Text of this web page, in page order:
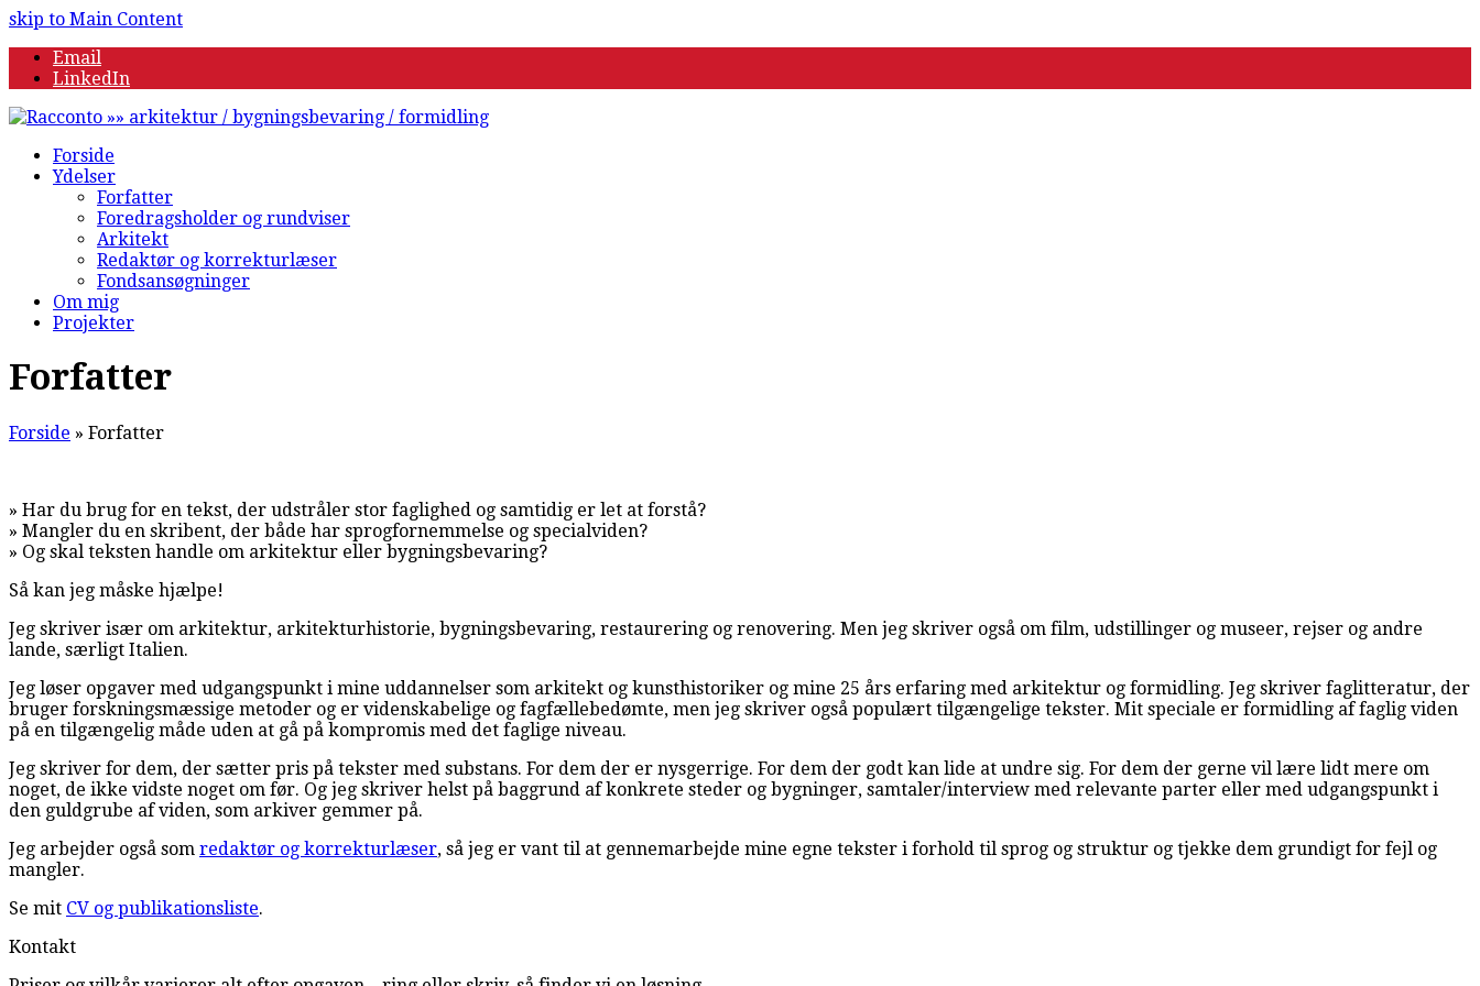
skip to Main Content
Email
LinkedIn
Forside
Ydelser
Forfatter
Foredragsholder og rundviser
Arkitekt
Redaktør og korrekturlæser
Fondsansøgninger
Om mig
Projekter
Forfatter
Forside » Forfatter
» Har du brug for en tekst, der udstråler stor faglighed og samtidig er let at forstå?
» Mangler du en skribent, der både har sprogfornemmelse og specialviden?
» Og skal teksten handle om arkitektur eller bygningsbevaring?
Så kan jeg måske hjælpe!
Jeg skriver især om arkitektur, arkitekturhistorie, bygningsbevaring, restaurering og renovering. Men jeg skriver også om film, udstillinger og museer, rejser og andre
lande, særligt Italien.
Jeg løser opgaver med udgangspunkt i mine uddannelser som arkitekt og kunsthistoriker og mine 25 års erfaring med arkitektur og formidling. Jeg skriver faglitteratur, der
bruger forskningsmæssige metoder og er videnskabelige og fagfællebedømte, men jeg skriver også populært tilgængelige tekster. Mit speciale er formidling af faglig viden
på en tilgængelig måde uden at gå på kompromis med det faglige niveau.
Jeg skriver for dem, der sætter pris på tekster med substans. For dem der er nysgerrige. For dem der godt kan lide at undre sig. For dem der gerne vil lære lidt mere om
noget, de ikke vidste noget om før. Og jeg skriver helst på baggrund af konkrete steder og bygninger, samtaler/interview med relevante parter eller med udgangspunkt i
den guldgrube af viden, som arkiver gemmer på.
Jeg arbejder også som redaktør og korrekturlæser, så jeg er vant til at gennemarbejde mine egne tekster i forhold til sprog og struktur og tjekke dem grundigt for fejl og
mangler.
Se mit CV og publikationsliste.
Kontakt